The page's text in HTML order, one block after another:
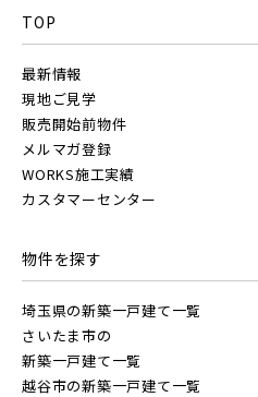
京成押上線
京成成田スカイアクセス線
西武線
市川市(5)
八千代市(1)
白井市(0)
千葉・常磐エリア(16)
守谷市(0) 松戸市(4)
柏市(3)
TOP
最新情報
現地ご見学
販売開始前物件
メルマガ登録
WORKS施工実績
カスタマーセンター
物件を探す
埼玉県の新築一戸建て一覧
さいたま市の
新築一戸建て一覧
越谷市の新築一戸建て一覧